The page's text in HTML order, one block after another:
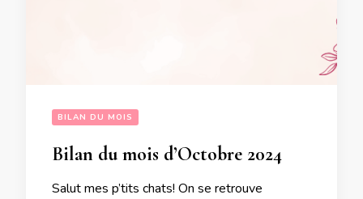
BILAN DU MOIS
Bilan du mois d’Octobre 2024
Salut mes p’tits chats! On se retrouve